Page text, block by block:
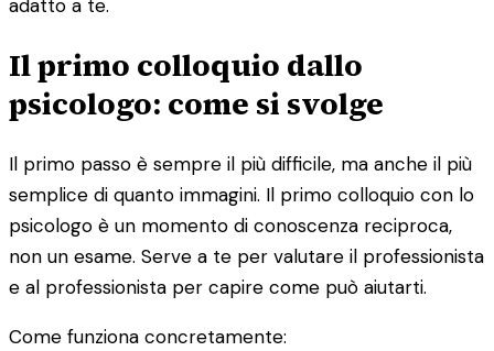
adatto a te.
Il primo colloquio dallo
psicologo: come si svolge
Il primo passo è sempre il più difficile, ma anche il più
semplice di quanto immagini. Il primo colloquio con lo
psicologo è un momento di conoscenza reciproca,
non un esame. Serve a te per valutare il professionista
e al professionista per capire come può aiutarti.
Come funziona concretamente: